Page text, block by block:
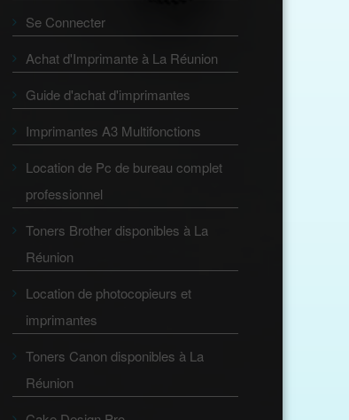
Se Connecter
Achat d'Imprimante à La Réunion
Guide d'achat d'imprimantes
Imprimantes A3 Multifonctions
Location de Pc de bureau complet
professionnel
Toners Brother disponibles à La
Réunion
Location de photocopieurs et
imprimantes
Toners Canon disponibles à La
Réunion